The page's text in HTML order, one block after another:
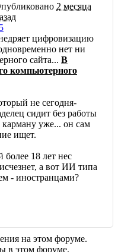
2 месяца
цифровизацию
нет ни
сайта... В
компьютерного
не сегодня-
сидит без работы
карману уже... он сам
ищет.
более 18 лет нес
а вот ИИ типа
- иностранцами?
на этом форуме.
в этом форуме.